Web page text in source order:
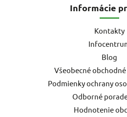
Informácie
Kontakty
Blog
Všeobecné
Podmienky ochrany
Odborné
Hodnotenie